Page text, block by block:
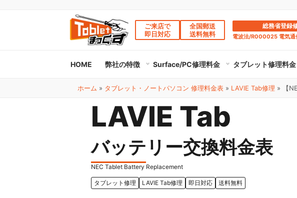
ご来店で
即日対応
全国郵送
送料無料
総務省登録
電波法/R000025 電気
HOME 弊社の特徴 Surface/PC修理料金 タブレット修理料金
ホーム » タブレット・ノートパソコン 修理料金表 » LAVIE Tab修理 » 【
LAVIE Tab
バッテリー交換料金表
NEC Tablet Battery Replacement
タブレット修理 LAVIE Tab修理 即日対応 送料無料